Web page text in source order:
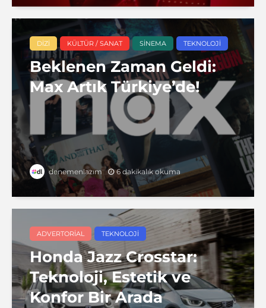
DIZI KÜLTÜR / SANAT SINEMA TEKNOLOJI
Beklenen Zaman Geldi:
Max Artık Türkiye’de!
denemenlazım 6 dakikalık okuma
ADVERTORIAL TEKNOLOJI
Honda Jazz Crosstar:
Teknoloji, Estetik ve
Konfor Bir Arada